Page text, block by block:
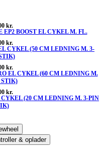
kr.
EP2 BOOST EL CYKEL M. FL.
kr.
CYKEL (50 CM LEDNING M. 3-
kr.
EL CYKEL (60 CM LEDNING M.
STIK)
kr.
(20 CM LEDNING M. 3-PIN
& oplader